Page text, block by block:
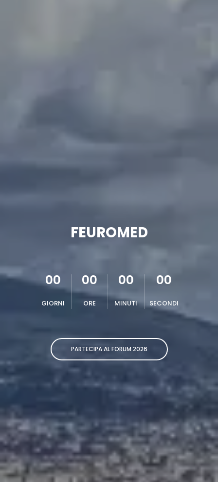
FEUROMED
00
GIORNI
00
ORE
00
MINUTI
00
SECONDI
PARTECIPA AL FORUM 2026